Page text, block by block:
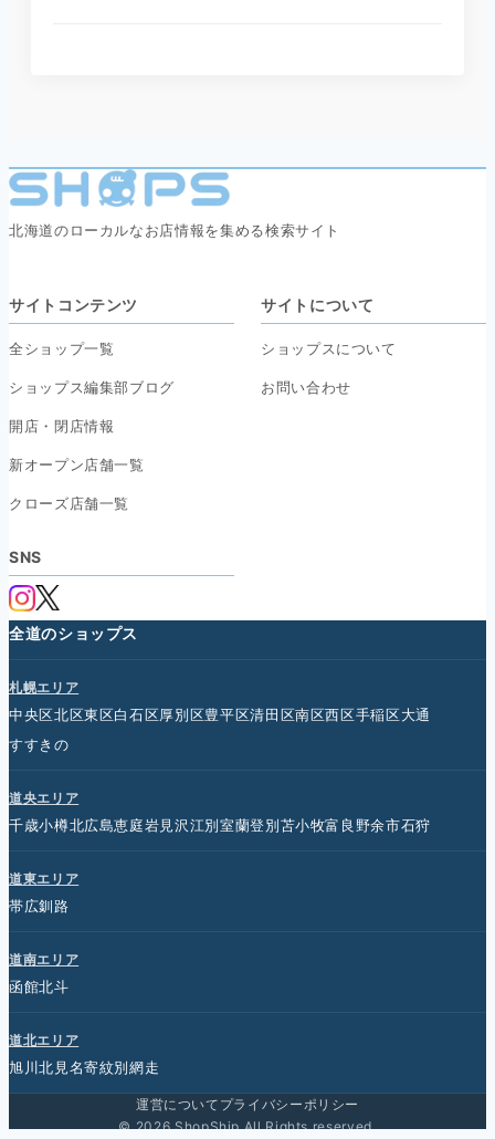
北海道のローカルなお店情報を集める検索サイト
サイトコンテンツ
全ショップ一覧
ショップス編集部ブログ
開店・閉店情報
新オープン店舗一覧
クローズ店舗一覧
サイトについて
ショップスについて
お問い合わせ
SNS
全道のショップス
札幌エリア
中央区北区東区白石区厚別区豊平区清田区南区西区手稲区大通
すすきの
道央エリア
千歳小樽北広島恵庭岩見沢江別室蘭登別苫小牧富良野余市石狩
道東エリア
帯広釧路
道南エリア
函館北斗
道北エリア
旭川北見 名寄紋別網走
運営について プライバシーポリシー
© 2026 ShopShip All Rights reserved.